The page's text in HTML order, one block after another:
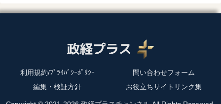
利用規約/ﾌﾟﾗｲﾊﾞｼｰﾎﾟﾘｼｰ
問い合わせフォーム
編集・検証方針
お役立ちサイトリンク集